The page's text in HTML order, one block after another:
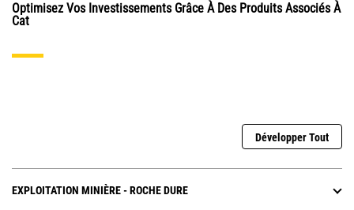
Optimisez Vos Investissements Grâce À Des Produits Associés À
Cat
Développer Tout
EXPLOITATION MINIÈRE - ROCHE DURE